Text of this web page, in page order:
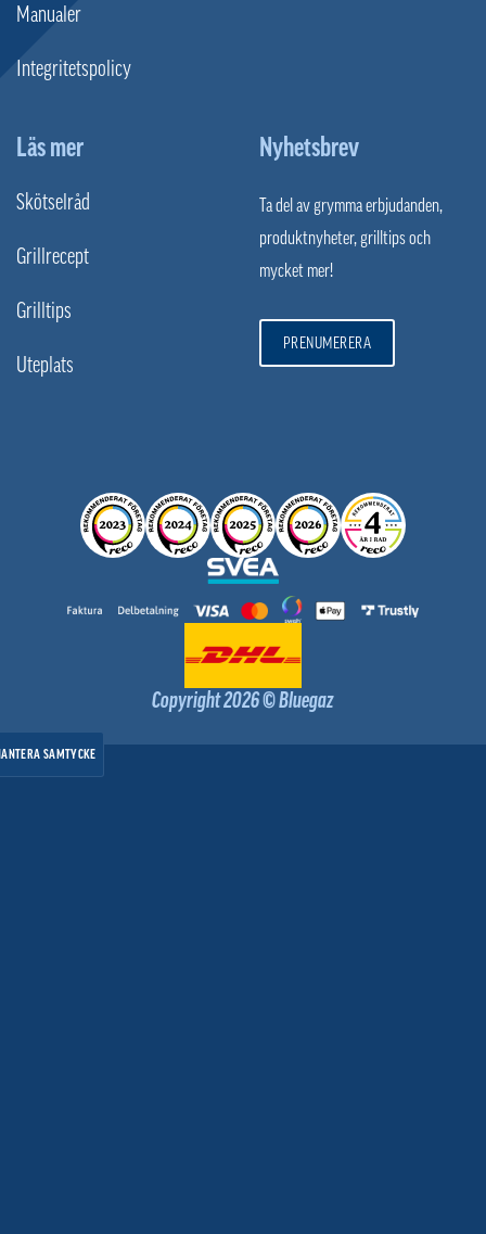
Manualer
Integritetspolicy
Läs mer
Skötselråd
Grillrecept
Grilltips
Uteplats
Nyhetsbrev
Ta del av grymma erbjudanden,
produktnyheter, grilltips och
mycket mer!
PRENUMERERA
Copyright 2026 © Bluegaz
SAMTYCKE